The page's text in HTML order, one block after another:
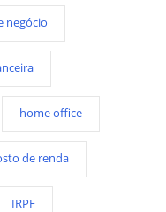
negócio
home office
de renda
IRPF